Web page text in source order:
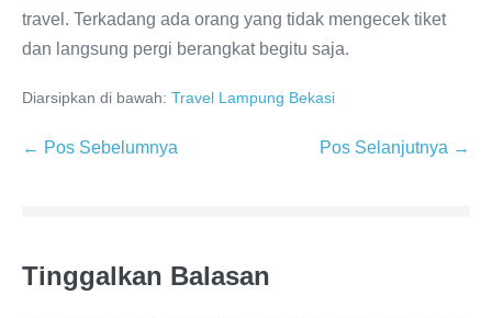
travel. Terkadang ada orang yang tidak mengecek tiket
dan langsung pergi berangkat begitu saja.
Diarsipkan di bawah: Travel Lampung Bekasi
← Pos Sebelumnya Pos Selanjutnya →
Tinggalkan Balasan